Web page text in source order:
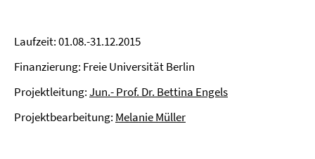
Laufzeit: 01.08.-31.12.2015
Finanzierung: Freie Universität Berlin
Projektleitung:Jun.- Prof. Dr. Bettina Engels
Projektbearbeitung: Melanie Müller